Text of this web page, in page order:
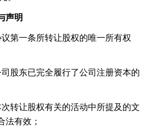
声明
第一条所转让股权的唯一所有权
股东已完全履行了公司注册资本的
转让股权有关的活动中所提及的文
法有效；